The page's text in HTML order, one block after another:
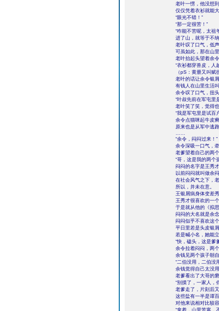
老叶一愣，他没想
仅仅凭着衣衫就能
“眼光不错！”
“那一定很苦！”
“咋能不苦呢，太祖
进了山，就等于不
老叶叹了口气，低
可虽如此，那在山
老叶抬起头望着余
“衣衫都穿兽皮，人
（pS：黄册又叫赋
老叶的话让余令银
有钱人在山里生活
余令叹了口气，扭
“叶叔先前在军屯里
老叶笑了笑，觉得
“我是军屯里是试百
余令点猫咪起牛皮
原来也是从军中逃
“余令，闷闷过来！”
余令深吸一口气，
老爹望着自己的两
“哥，这是我的两个
闷闷的名字是王秀
以前闷闷就叫做余
在社会风气之下，
所以，并未在意。
王银屑病身体变差
王秀才很喜欢的一
于是就从他的《拟
闷闷的大名就是余
闷闷似乎不喜欢这
平日里若是头皮银
若是喊小名，她能
“快，磕头，这是
余令拉着闷闷，两
余钱见两个孩子朝
“二伯没用，二伯
余钱觉得自己太没
老爹看出了大哥的
“别摸了，一家人，
老爹走了，片刻后
这些盐有一半是谭
对他来说相对比较
“拿着，山里苦寒，